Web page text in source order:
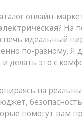
онлайн-
? На
идеальный
по-разному. Я
делать это с
на
помогут вам